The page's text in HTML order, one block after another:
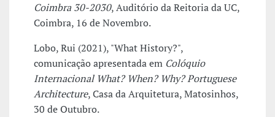
Coimbra 30-2030, Auditório da Reitoria da UC,
Coimbra, 16 de Novembro.
Lobo, Rui (2021), "What History?",
comunicação apresentada em Colóquio
Internacional What? When? Why? Portuguese
Architecture, Casa da Arquitetura, Matosinhos,
30 de Outubro.